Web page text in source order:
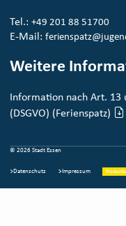
Tel.: +49 201 88 51700
E-Mail:
Weitere
Information nach Art. 13
(DSGVO) (Ferienspatz)
© 2026 Stadt Essen
Datenschutz Impressum